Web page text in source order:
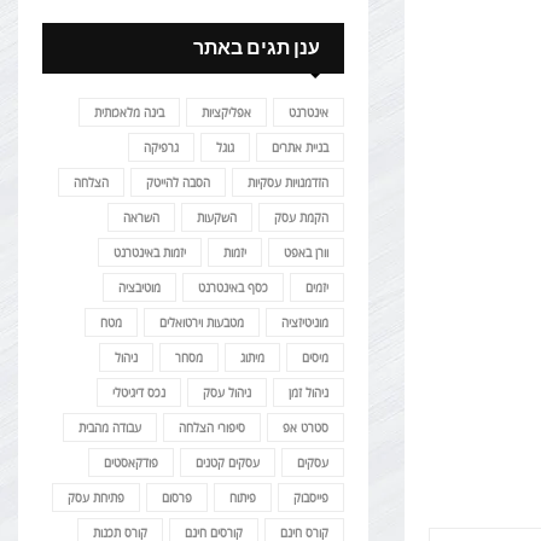
ענן תגים באתר
אינטרנט אפליקציות בינה מלאכותית
בניית אתרים גוגל גרפיקה
הזדמנויות עסקיות הסבה להייטק הצלחה
הקמת עסק השקעות השראה
וורן באפט יזמות יזמות באינטרנט
יזמים כסף באינטרנט מוטיבציה
מוניטיזציה מטבעות וירטואלים מטח
מיסים מיתוג מסחר ניהול
ניהול זמן ניהול עסק נכס דיגיטלי
סטרט אפ סיפורי הצלחה עבודה מהבית
עסקים עסקים קטנים פודקאסטים
פייסבוק פיתוח פרסום פתיחת עסק
קורס חינם קורסים חינם קורס תכנות